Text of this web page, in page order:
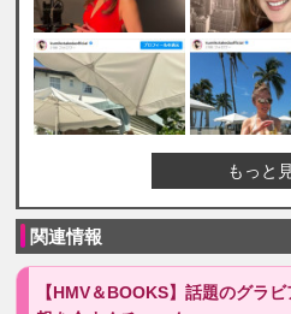
もっと
関連情報
【HMV＆BOOKS】話題のグラ